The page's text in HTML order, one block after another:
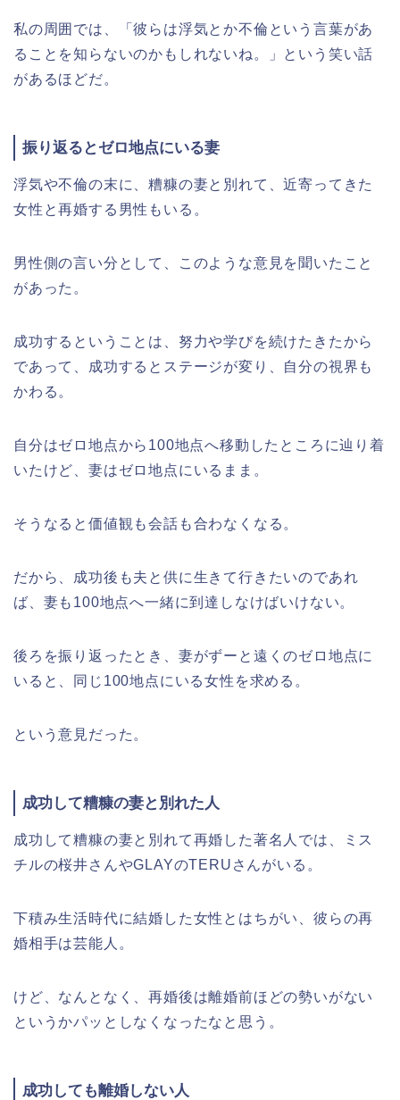
私の周囲では、「彼らは浮気とか不倫という言葉があ
ることを知らないのかもしれないね。」という笑い話
があるほどだ。
振り返るとゼロ地点にいる妻
浮気や不倫の末に、糟糠の妻と別れて、近寄ってきた
女性と再婚する男性もいる。
男性側の言い分として、このような意見を聞いたこと
があった。
成功するということは、努力や学びを続けたきたから
であって、成功するとステージが変り、自分の視界も
かわる。
自分はゼロ地点から100地点へ移動したところに辿り着
いたけど、妻はゼロ地点にいるまま。
そうなると価値観も会話も合わなくなる。
だから、成功後も夫と供に生きて行きたいのであれ
ば、妻も100地点へ一緒に到達しなけばいけない。
後ろを振り返ったとき、妻がずーと遠くのゼロ地点に
いると、同じ100地点にいる女性を求める。
という意見だった。
成功して糟糠の妻と別れた人
成功して糟糠の妻と別れて再婚した著名人では、ミス
チルの桜井さんやGLAYのTERUさんがいる。
下積み生活時代に結婚した女性とはちがい、彼らの再
婚相手は芸能人。
けど、なんとなく、再婚後は離婚前ほどの勢いがない
というかパッとしなくなったなと思う。
成功しても離婚しない人